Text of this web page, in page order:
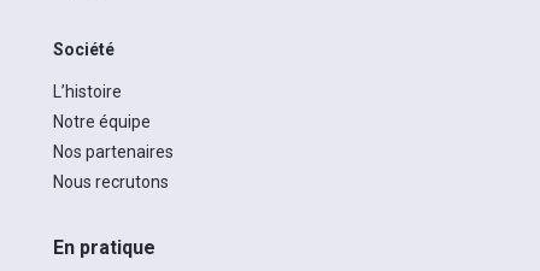
Société
L’histoire
Notre équipe
Nos partenaires
Nous recrutons
En pratique